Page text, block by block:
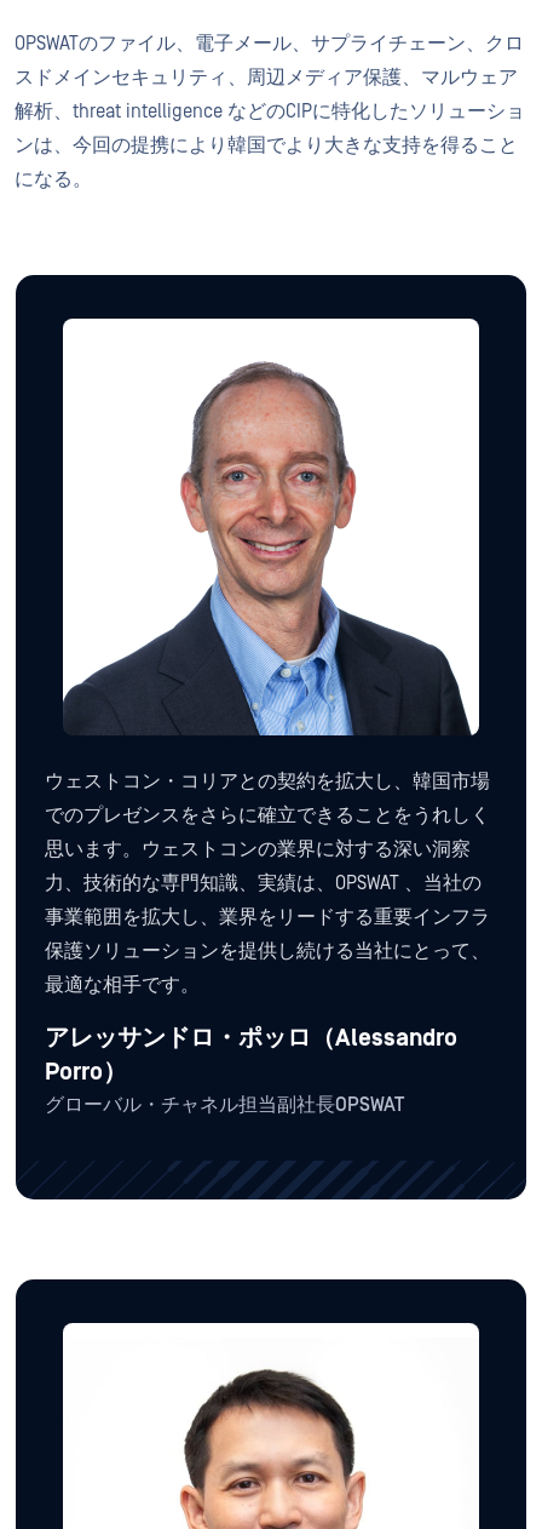
OPSWATのファイル、電子メール、サプライチェーン、クロ
スドメインセキュリティ、周辺メディア保護、マルウェア
解析、threat intelligence などのCIPに特化したソリューショ
ンは、今回の提携により韓国でより大きな支持を得ること
になる。
ウェストコン・コリアとの契約を拡大し、韓国市場
でのプレゼンスをさらに確立できることをうれしく
思います。ウェストコンの業界に対する深い洞察
力、技術的な専門知識、実績は、OPSWAT 、当社の
事業範囲を拡大し、業界をリードする重要インフラ
保護ソリューションを提供し続ける当社にとって、
最適な相手です。
アレッサンドロ・ポッロ（Alessandro
Porro）
グローバル・チャネル担当副社長OPSWAT